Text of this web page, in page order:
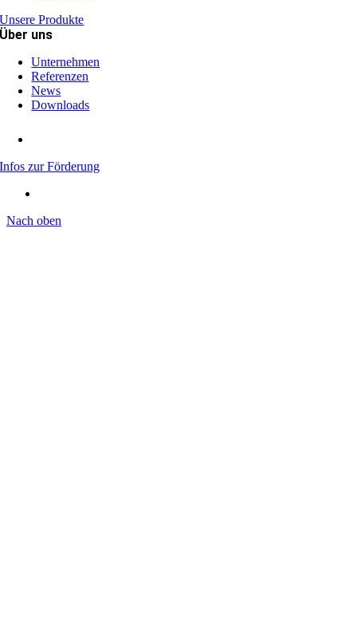
Unsere Produkte
Über uns
Unternehmen
Referenzen
News
Downloads
Infos zur Förderung
Nach oben